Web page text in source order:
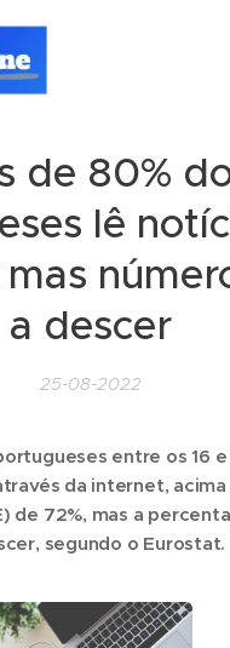
de 80%
lê
a descer
25-08-2022
entre os 16
da internet,
de 72%, mas a
segundo o Eurostat.